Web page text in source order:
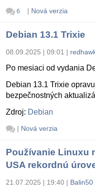
6 | Nová verzia
Debian 13.1 Trixie
08.09.2025 | 09:01 |
Po mesiaci od vydania
Debian 13.1 Trixie
bezpečnostných
Zdroj: Debian
| Nová verzia
Používanie Linuxu
USA rekordnú
21.07.2025 | 19:40 | Balin50